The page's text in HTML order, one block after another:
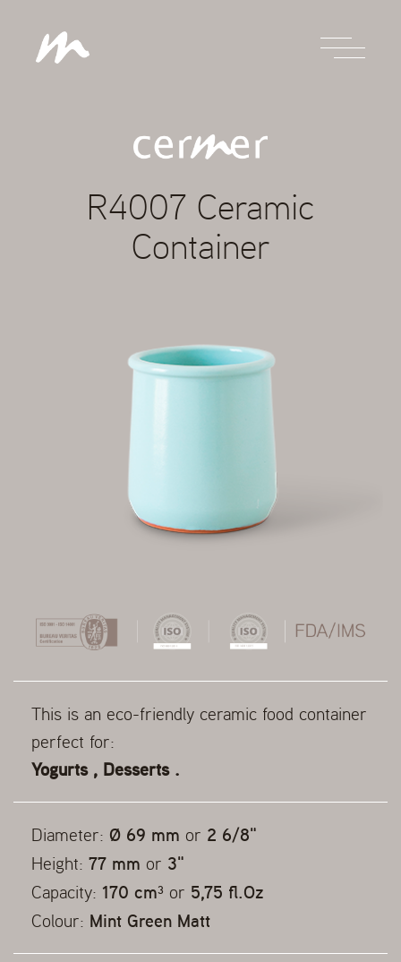
R4007 Ceramic
Container
This is an eco-friendly ceramic food container
perfect for:
Yogurts , Desserts .
Diameter: Ø 69 mm or 2 6/8"
Height: 77 mm or 3"
Capacity: 170 cm³ or 5,75 fl.Oz
Colour: Mint Green Matt